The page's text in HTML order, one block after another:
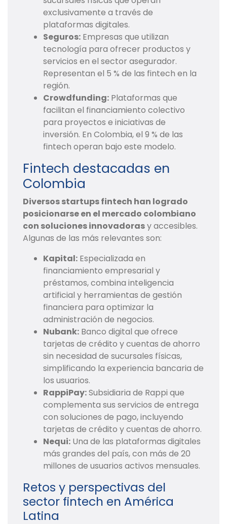
exclusivamente a través de
plataformas digitales.
Seguros: Empresas que utilizan
tecnología para ofrecer productos y
servicios en el sector asegurador.
Representan el 5 % de las fintech en la
región.
Crowdfunding: Plataformas que
facilitan el financiamiento colectivo
para proyectos e iniciativas de
inversión. En Colombia, el 9 % de las
fintech operan bajo este modelo.
Fintech destacadas en
Colombia
Diversos startups fintech han logrado
posicionarse en el mercado colombiano
con soluciones innovadorasy accesibles.
Algunas de las más relevantes son:
Kapital: Especializada en
financiamiento empresarial y
préstamos, combina inteligencia
artificial y herramientas de gestión
financiera para optimizar la
administración de negocios.
Nubank: Banco digital que ofrece
tarjetas de crédito y cuentas de ahorro
sin necesidad de sucursales físicas,
simplificando la experiencia bancaria de
los usuarios.
RappiPay:Subsidiaria de Rappi que
complementa sus servicios de entrega
con soluciones de pago, incluyendo
tarjetas de crédito y cuentas de ahorro.
Nequi: Una de las plataformas digitales
más grandes del país, con más de 20
millones de usuarios activos mensuales.
Retos y perspectivas del
sector fintech en América
Latina